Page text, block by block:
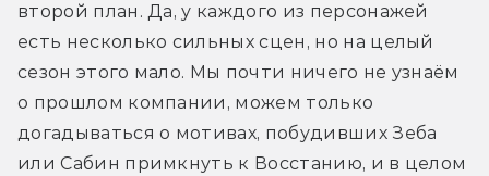
второй план. Да, у каждого из персонажей
есть несколько сильных сцен, но на целый
сезон этого мало. Мы почти ничего не узнаём
о прошлом компании, можем только
догадываться о мотивах, побудивших Зеба
или Сабин примкнуть к Восстанию, и в целом